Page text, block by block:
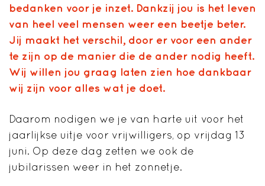
bedanken voor je inzet. Dankzij jou is het leven
van heel veel mensen weer een beetje beter.
Jij maakt het verschil, door er voor een ander
te zijn op de manier die de ander nodig heeft.
Wij willen jou graag laten zien hoe dankbaar
wij zijn voor alles wat je doet.
Daarom nodigen we je van harte uit voor het
jaarlijkse uitje voor vrijwilligers, op vrijdag 13
juni. Op deze dag zetten we ook de
jubilarissen weer in het zonnetje.